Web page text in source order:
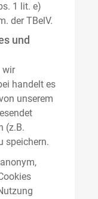
1 lit. e)
der TBelV.
und
wir
handelt es
unserem
(z.B.
speichern.